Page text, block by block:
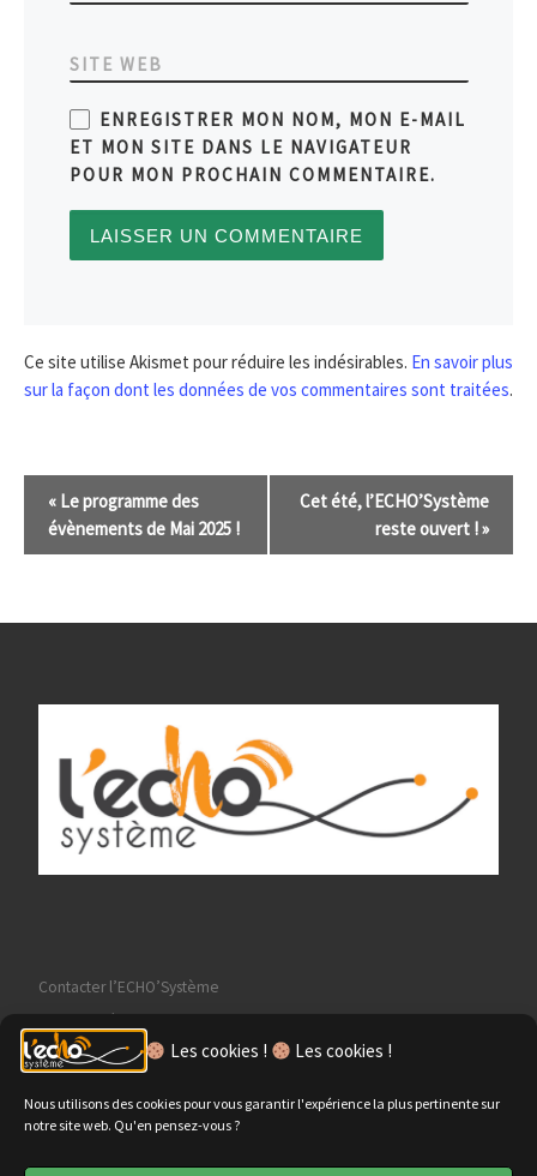
Les cookies ! Les cookies !
Nous utilisons des cookies pour vous garantir l'expérience la plus pertinente sur
notre site web. Qu'en pensez-vous ?
SITE WEB
ENREGISTRER MON NOM, MON E-MAIL
ET MON SITE DANS LE NAVIGATEUR
POUR MON PROCHAIN COMMENTAIRE.
Ce site utilise Akismet pour réduire les indésirables. En savoir plus
sur la façon dont les données de vos commentaires sont traitées.
v
e
m
n
t
« Le programme des
évènements de Mai 2025 !
Cet été, l’ECHO’Système
reste ouvert !»
Contacter l’ECHO’Système
Mentions légales
Politique de cookies (UE)